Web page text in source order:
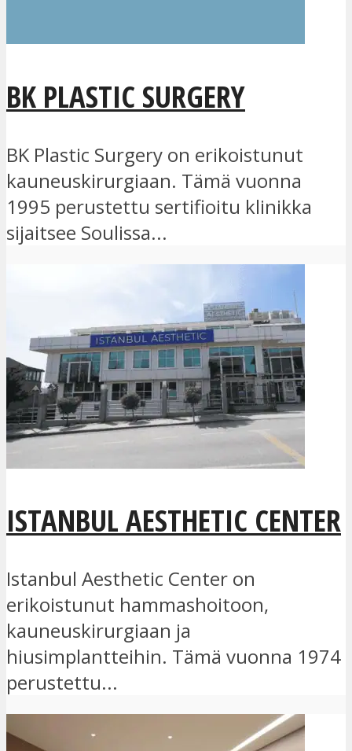
BK PLASTIC SURGERY
BK Plastic Surgery on erikoistunut
kauneuskirurgiaan. Tämä vuonna
1995 perustettu sertifioitu klinikka
sijaitsee Soulissa...
ISTANBUL AESTHETIC CENTER
Istanbul Aesthetic Center on
erikoistunut hammashoitoon,
kauneuskirurgiaan ja
hiusimplantteihin. Tämä vuonna 1974
perustettu...